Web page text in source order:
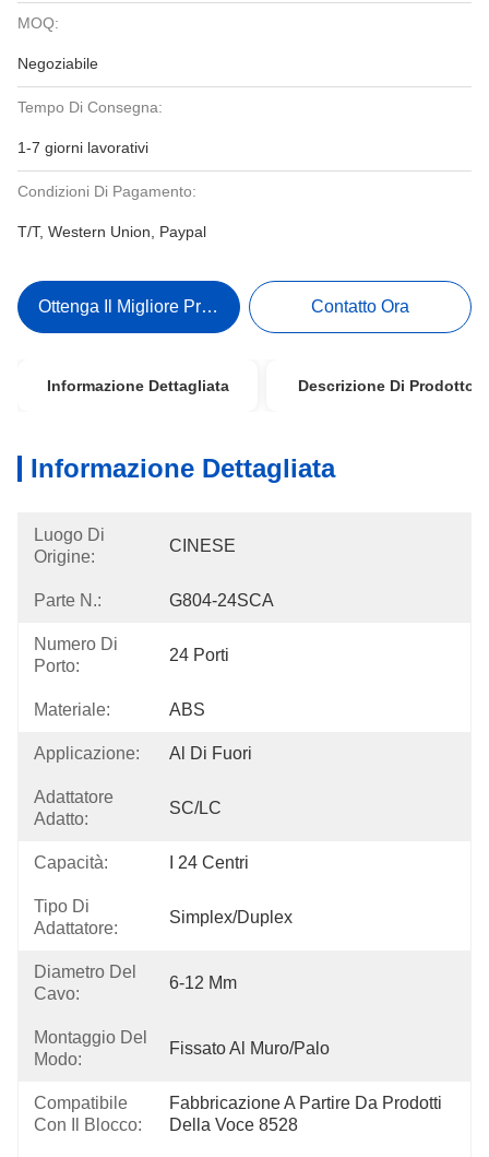
MOQ:
Negoziabile
Tempo Di Consegna:
1-7 giorni lavorativi
Condizioni Di Pagamento:
T/T, Western Union, Paypal
Ottenga Il Migliore Prezzo Contatto Ora
Informazione Dettagliata Descrizione Di Prodotto
Informazione Dettagliata
Luogo Di
Origine:
CINESE
Parte N.: G804-24SCA
Numero Di
Porto:
24 Porti
Materiale: ABS
Applicazione: Al Di Fuori
Adattatore
Adatto:
SC/LC
Capacità: I 24 Centri
Tipo Di
Adattatore:
Simplex/Duplex
Diametro Del
Cavo:
6-12 Mm
Montaggio Del
Modo:
Fissato Al Muro/Palo
Compatibile
Con Il Blocco:
Fabbricazione A Partire Da Prodotti
Della Voce 8528